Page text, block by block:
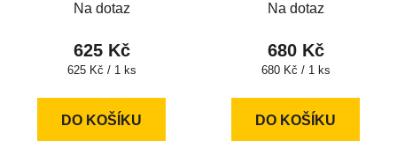
Na dotaz
625 Kč
Měrná
625 Kč / 1 ks
DO KOŠÍKU
Na dotaz
680 Kč
Měrná
680 Kč / 1 ks
DO KOŠÍKU